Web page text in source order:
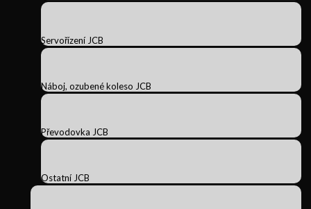
Servořízení JCB
Náboj, ozubené koleso JCB
Převodovka JCB
Ostatní JCB